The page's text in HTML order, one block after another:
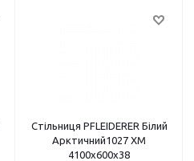
Стільниця PFLEIDERER Білий
Арктичний1027 XM
4100х600х38